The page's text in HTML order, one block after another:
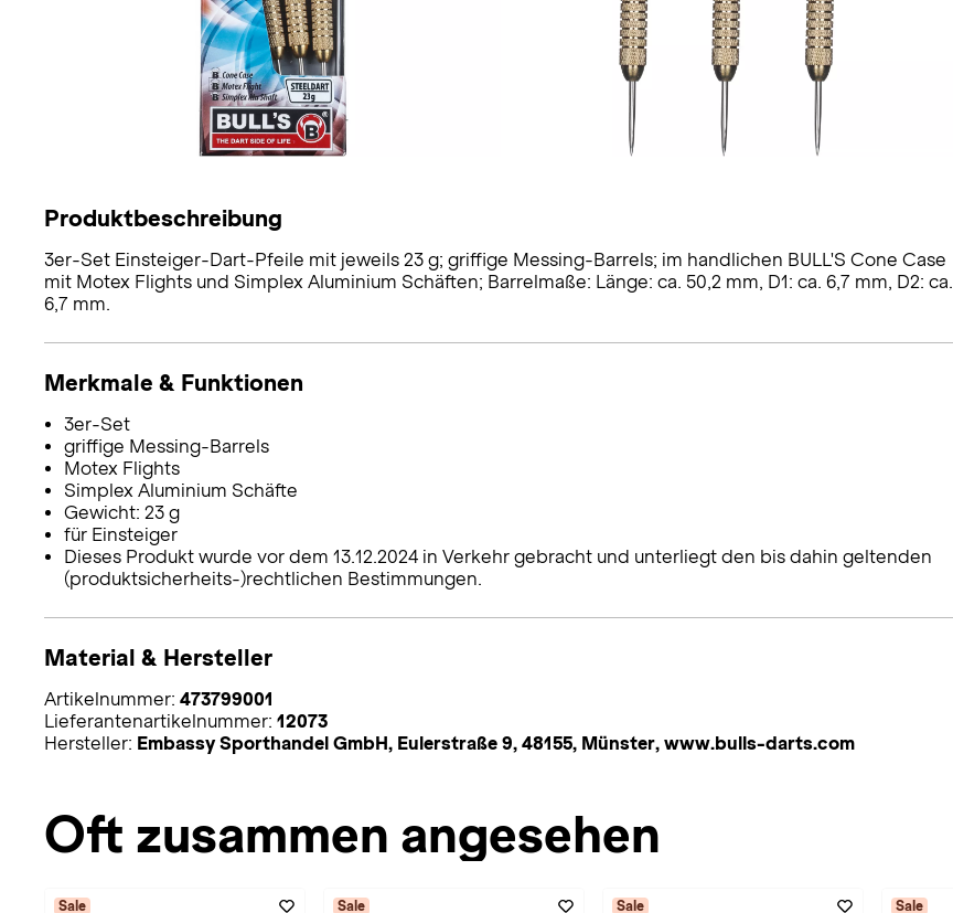
Produktbeschreibung
3er-Set Einsteiger-Dart-Pfeile mit jeweils 23 g; griffige Messing-Barrels; im handlichen BULL'S Cone Case
mit Motex Flights und Simplex Aluminium Schäften; Barrelmaße: Länge: ca. 50,2 mm, D1: ca. 6,7 mm, D2: ca.
6,7 mm.
Merkmale & Funktionen
3er-Set
griffige Messing-Barrels
Motex Flights
Simplex Aluminium Schäfte
Gewicht: 23 g
für Einsteiger
Dieses Produkt wurde vor dem 13.12.2024 in Verkehr gebracht und unterliegt den bis dahin geltenden
(produktsicherheits-)rechtlichen Bestimmungen.
Material & Hersteller
Artikelnummer: 473799001
Lieferantenartikelnummer: 12073
Hersteller: Embassy Sporthandel GmbH, Eulerstraße 9, 48155, Münster, www.bulls-darts.com
Oft zusammen angesehen
Sale Sale Sale Sale